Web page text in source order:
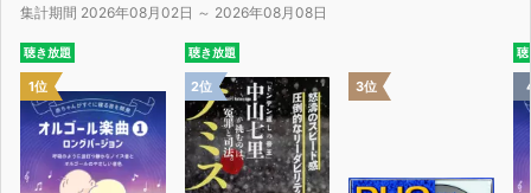
部下を持つリーダーも、いつも前向きに歩み続けることが
できるわけではありません。
落ち込んだとき、迷っているとき、行き詰ったとき。
誰かに言ってほしかったこんな言葉を受け取ることで、
落ち込みそうになった心を奮い立たせることができること
集計期間 2026年08月02日 ～ 2026年08月08日
聴き放題
1位
聴き放題
2位 3位
聴